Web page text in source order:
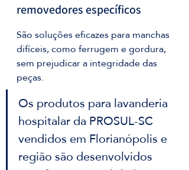
removedores específicos
São soluções eficazes para manchas
difíceis, como ferrugem e gordura,
sem prejudicar a integridade das
peças.
Os produtos para lavanderia
hospitalar da PROSUL-SC
vendidos em Florianópolis e
região são desenvolvidos